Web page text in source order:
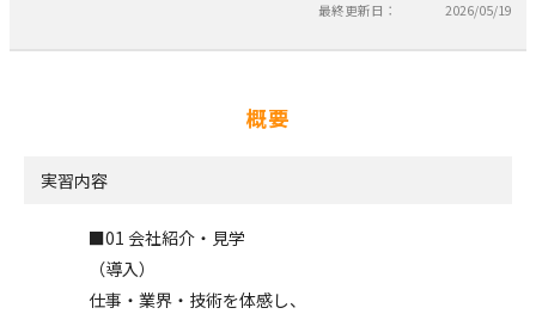
最終更新日： 2026/05/19
概要
実習内容
■01 会社紹介・見学
（導入）
仕事・業界・技術を体感し、